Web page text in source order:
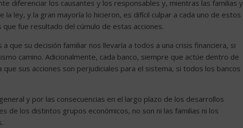
diferenciar los causantes y los responsables y, mientras las familias y
ley, y la gran mayoría lo hicieron, es difícil culpar a cada uno de estos
fue resultado del cúmulo de estas acciones.
que su decisión familiar nos llevaría a todos a una crisis financiera, si
camino. Adicionalmente, cada banco, siempre que actúe dentro de
sus acciones son perjudiciales para el sistema, si todos los bancos
y por las consecuencias en el largo plazo de los desarrollos
de los distintos grupos económicos, no son ni las familias ni los